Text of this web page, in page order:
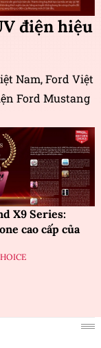
điện hiệu
Nam, Ford Việt
Ford Mustang
X9 Series:
cao cấp của